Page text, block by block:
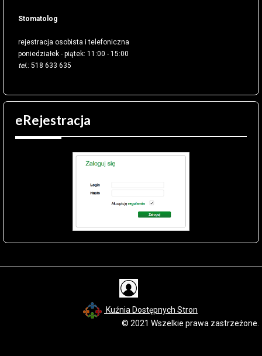
Stomatolog
rejestracja osobista i telefoniczna
poniedziałek - piątek: 11:00 - 15:00
tel.: 518 633 635
eRejestracja
Kuźnia Dostępnych Stron
© 2021 Wszelkie prawa zastrzeżone.